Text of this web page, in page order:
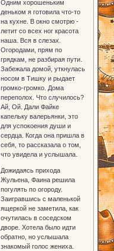
Одним хорошеньким
деньком я готовила что-то
на кухне. В окно смотрю -
летит со всех ног красота
наша. Вся в слезах.
Огородами, прям по
грядкам, не разбирая пути.
Забежала домой, уткнулась
носом в Тишку и рыдает
громко-громко. Дома
переполох. Что случилось?
Ай, Ой. Дали Файке
капельку валерьянки, это
для успокоения души и
сердца. Когда она пришла в
себя, то рассказала о том,
что увидела и услышала.
Дожидаясь прихода
Жульена, Фаина решила
погулять по огороду.
Заигравшись с маленькой
ящеркой не заметила, как
очутилась в соседском
дворе. Хотела было идти
обратно, но услышала
знакомый голос жениха.